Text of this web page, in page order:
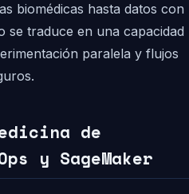
biomédicas hasta datos con
se traduce en una capacidad
paralela y flujos
de
y SageMaker